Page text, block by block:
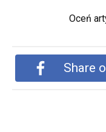
Oceń
Share